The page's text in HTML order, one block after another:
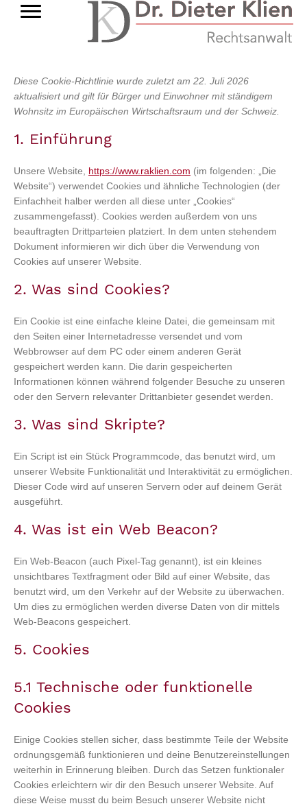
Diese Cookie-Richtlinie wurde zuletzt am 22. Juli 2026
aktualisiert und gilt für Bürger und Einwohner mit ständigem
Wohnsitz im Europäischen Wirtschaftsraum und der Schweiz.
1. Einführung
Unsere Website, https://www.raklien.com (im folgenden: „Die
Website“) verwendet Cookies und ähnliche Technologien (der
Einfachheit halber werden all diese unter „Cookies“
zusammengefasst). Cookies werden außerdem von uns
beauftragten Drittparteien platziert. In dem unten stehendem
Dokument informieren wir dich über die Verwendung von
Cookies auf unserer Website.
2. Was sind Cookies?
Ein Cookie ist eine einfache kleine Datei, die gemeinsam mit
den Seiten einer Internetadresse versendet und vom
Webbrowser auf dem PC oder einem anderen Gerät
gespeichert werden kann. Die darin gespeicherten
Informationen können während folgender Besuche zu unseren
oder den Servern relevanter Drittanbieter gesendet werden.
3. Was sind Skripte?
Ein Script ist ein Stück Programmcode, das benutzt wird, um
unserer Website Funktionalität und Interaktivität zu ermöglichen.
Dieser Code wird auf unseren Servern oder auf deinem Gerät
ausgeführt.
4. Was ist ein Web Beacon?
Ein Web-Beacon (auch Pixel-Tag genannt), ist ein kleines
unsichtbares Textfragment oder Bild auf einer Website, das
benutzt wird, um den Verkehr auf der Website zu überwachen.
Um dies zu ermöglichen werden diverse Daten von dir mittels
Web-Beacons gespeichert.
5. Cookies
5.1 Technische oder funktionelle
Cookies
Einige Cookies stellen sicher, dass bestimmte Teile der Website
ordnungsgemäß funktionieren und deine Benutzereinstellungen
weiterhin in Erinnerung bleiben. Durch das Setzen funktionaler
Cookies erleichtern wir dir den Besuch unserer Website. Auf
diese Weise musst du beim Besuch unserer Website nicht